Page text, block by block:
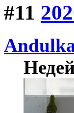
#11